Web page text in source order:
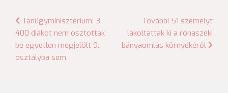
Bejegyzés
navigáció
Tanügyminisztérium: 3
400 diákot nem osztottak
be egyetlen megjelölt 9.
osztályba sem
További 51 személyt
lakoltattak ki a rónaszéki
bányaomlás környékéről